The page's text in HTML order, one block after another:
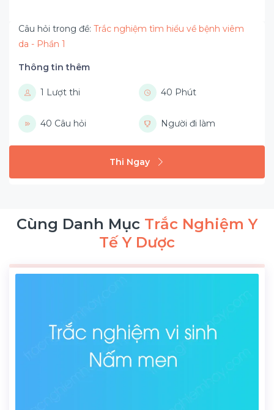
Câu hỏi trong đề: Trắc nghiệm tìm hiểu về bệnh viêm
da - Phần 1
Thông tin thêm
1 Lượt thi 40 Phút
40 Câu hỏi Người đi làm
Thi Ngay
Cùng Danh Mục Trắc Nghiệm Y
Tế Y Dược